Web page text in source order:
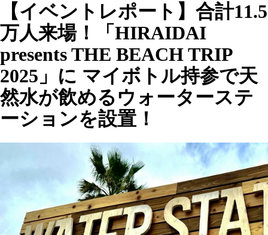
【イベントレポート】合計11.5
万人来場！「HIRAIDAI
presents THE BEACH TRIP
2025」に マイボトル持参で天
然水が飲めるウォーターステ
ーションを設置！